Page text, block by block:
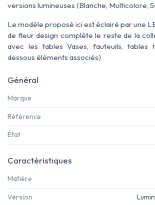
versions lumineuses (Blanche, Multicolore,
Le modèle proposé ici est éclairé par une
de fleur design complète le reste de la
avec les tables Vases, fauteuils, tables
dessous éléments associés)
Général
Marque
Référence
État
Caractéristiques
Matière
Version